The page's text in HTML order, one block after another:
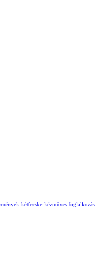
kétfecske kézműves foglalkozás